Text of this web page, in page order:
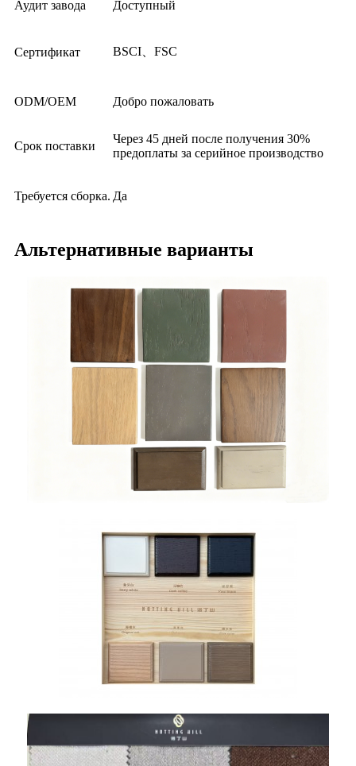
Аудит завода Доступный
Сертификат BSCI、FSC
ODM/OEM Добро пожаловать
Срок поставки
Через 45 дней после получения 30%
предоплаты за серийное производство
Требуется сборка. Да
Альтернативные варианты